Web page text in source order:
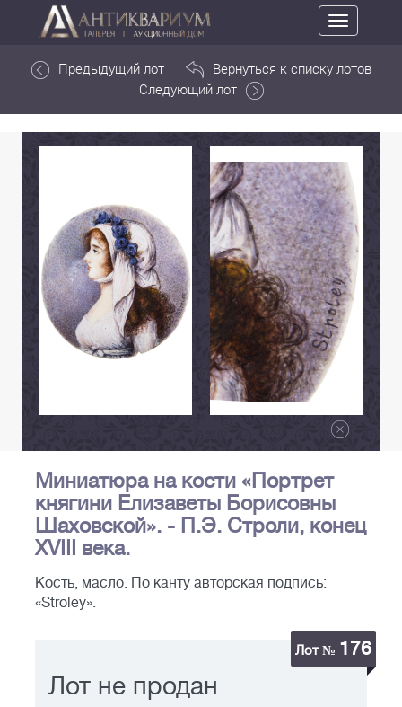
Toggle
navigation
Предыдущий лот
Вернуться к списку лотов
Следующий лот
Миниатюра на кости «Портрет
княгини Елизаветы Борисовны
Шаховской». - П.Э. Строли, конец
XVIII века.
Кость, масло. По канту авторская подпись:
«Stroley».
Лот № 176
Лот не продан